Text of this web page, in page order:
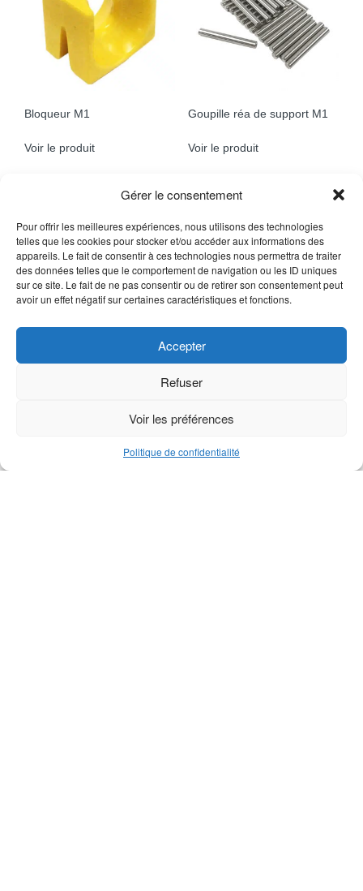
Gérer le consentement
Pour offrir les meilleures expériences, nous utilisons des technologies
telles que les cookies pour stocker et/ou accéder aux informations des
appareils. Le fait de consentir à ces technologies nous permettra de traiter
des données telles que le comportement de navigation ou les ID uniques
sur ce site. Le fait de ne pas consentir ou de retirer son consentement peut
avoir un effet négatif sur certaines caractéristiques et fonctions.
Accepter
Refuser
Voir les préférences
Politique de confidentialité
Bloqueur M1
Voir le produit
Goupille réa de support M1
Voir le produit
Roulement réa série M
Roulement réa de support
M1
Voir le produit